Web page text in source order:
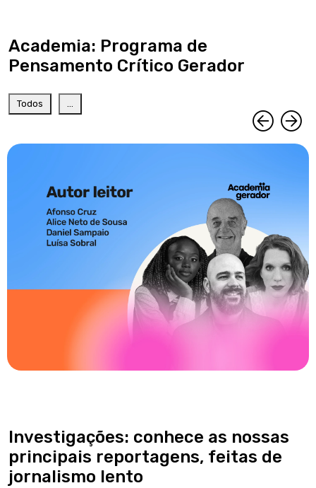
Academia: Programa de
Pensamento Crítico Gerador
Todos
Investigações: conhece as nossas
principais reportagens, feitas de
jornalismo lento